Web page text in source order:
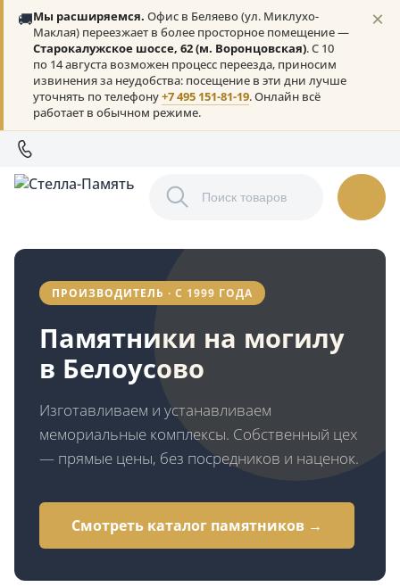
🚚Мы расширяемся. Офис в Беляево (ул. Миклухо-
Маклая) переезжает в более просторное помещение —
Старокалужское шоссе, 62 (м. Воронцовская). С 10
по 14 августа возможен процесс переезда, приносим
извинения за неудобства: посещение в эти дни лучше
уточнять по телефону+7 495 151-81-19. Онлайн всё
работает в обычном режиме.
×
ПРОИЗВОДИТЕЛЬ · С 1999 ГОДА
Памятники на могилу
в Белоусово
Изготавливаем и устанавливаем
мемориальные комплексы. Собственный цех
— прямые цены, без посредников и наценок.
Смотреть каталог памятников →